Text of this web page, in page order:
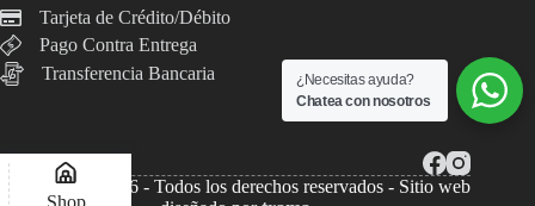
Tarjeta de Crédito/Débito
Pago Contra Entrega
Transferencia Bancaria
Copyright © 2026 - Todos los derechos reservados - Sitio web
¿Necesitas ayuda?
Chatea con nosotros
Shop